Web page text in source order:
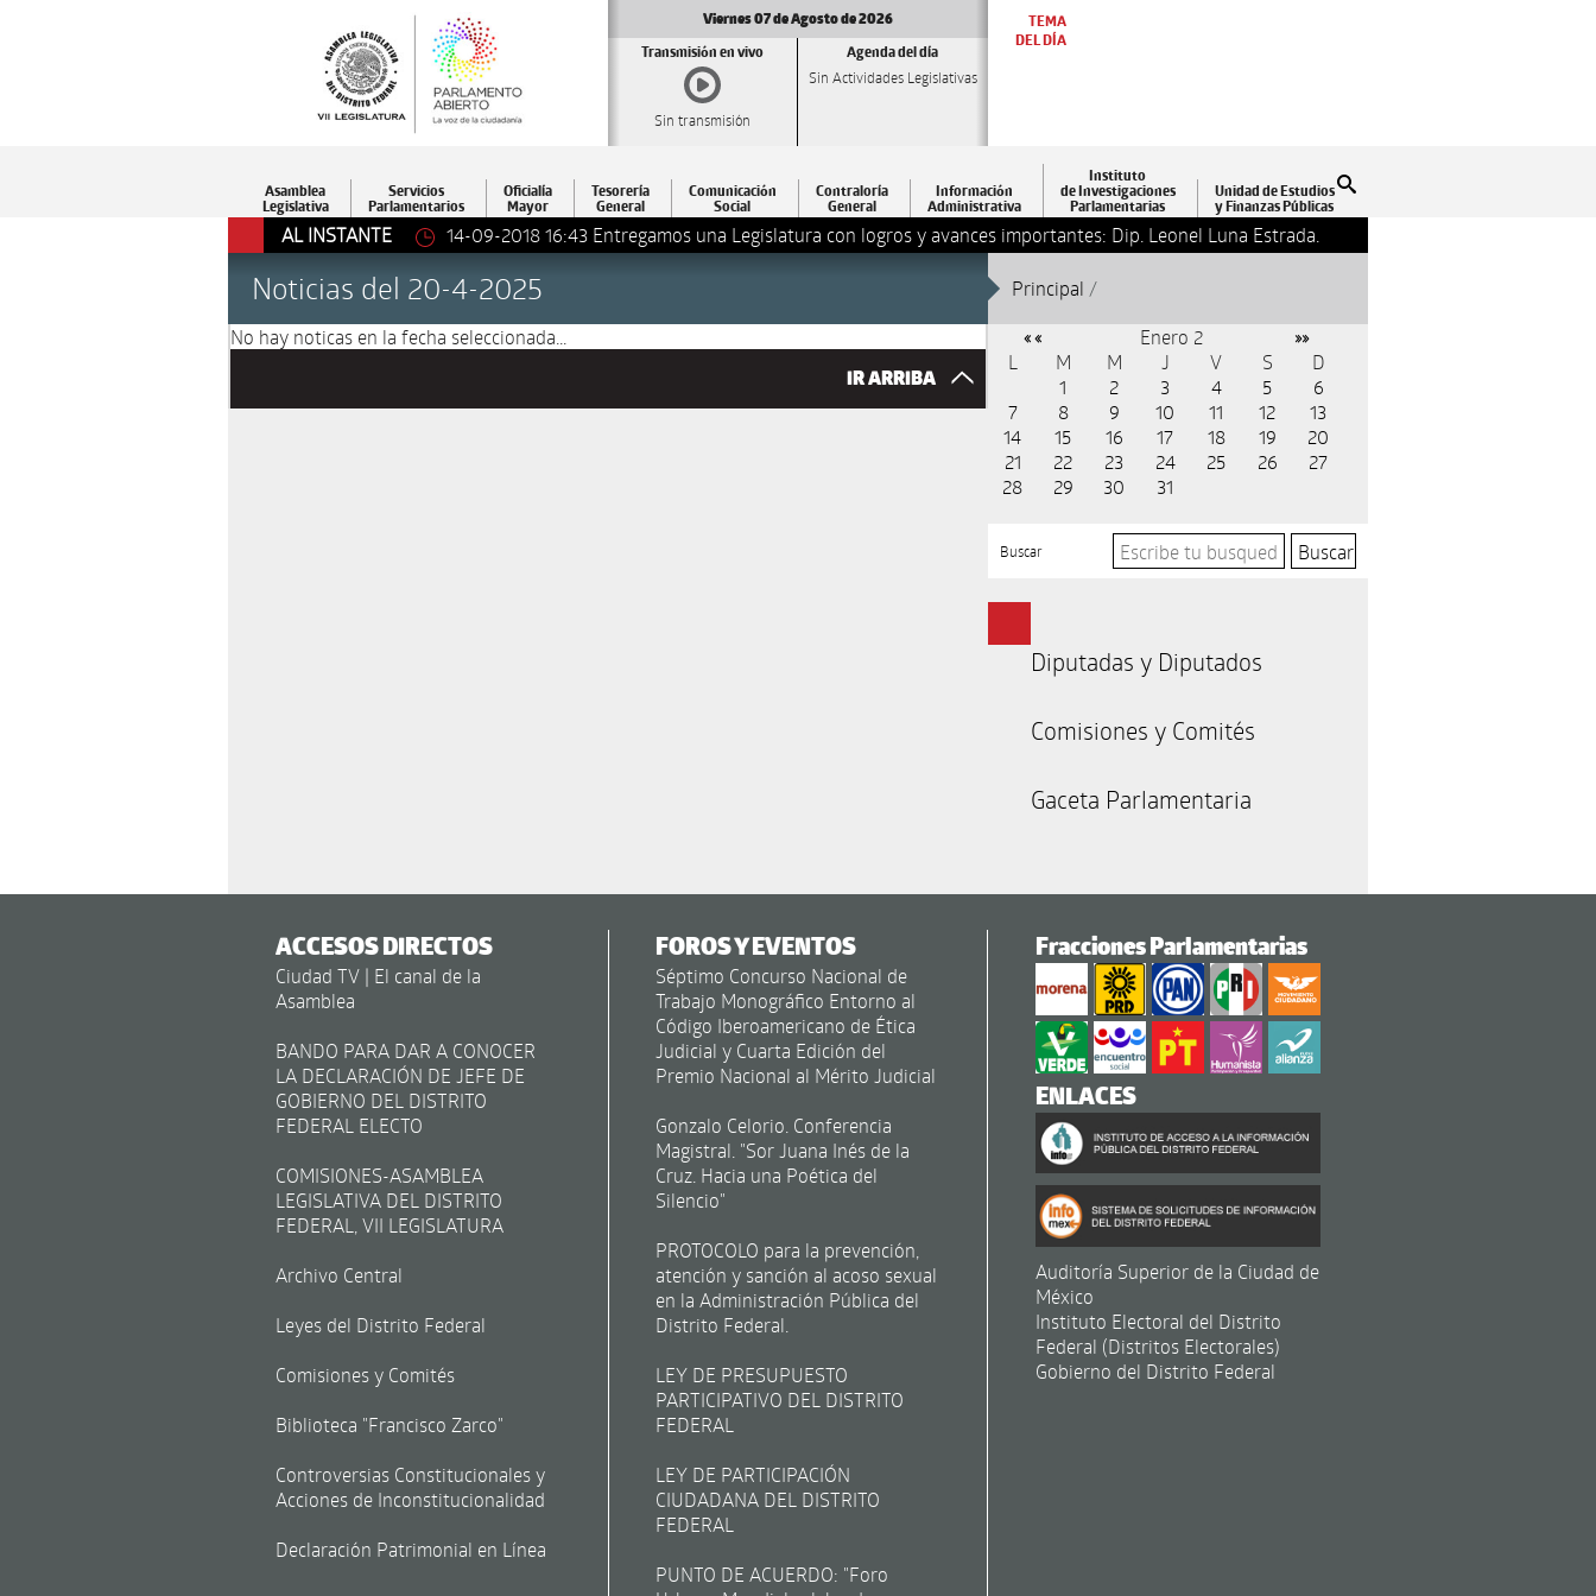
Viernes 07 de Agosto de 2026
Transmisión en vivo
Sin transmisión
Agenda del día
Sin Actividades Legislativas
TEMA
DEL DÍA
Asamblea
Legislativa
Servicios
Parlamentarios
Oficialía
Mayor
Tesorería
General
Comunicación
Social
Contraloría
General
Información
Administrativa
Instituto
de Investigaciones
Parlamentarias
Unidad de Estudios
y Finanzas Públicas
AL INSTANTE
14-09-2018 16:43Entregamos una Legislatura con logros y avances importantes: Dip. Leonel Luna Estrada. 13-09-2018 17:24Clausura la Asamblea
Noticias del 20-4-2025 Principal /
No hay noticas en la fecha seleccionada...
IR ARRIBA
« « Enero 2 »»
L M M J V S
D
1
2 3 4 5
6
7
8 9 10 11 12
13
14
15 16 17 18 19
20
21
22 23 24 25 26
27
28
29 30 31
Buscar
Diputadas y Diputados
Comisiones y Comités
Gaceta Parlamentaria
ACCESOS DIRECTOS
Ciudad TV | El canal de la
Asamblea
BANDO PARA DAR A CONOCER
LA DECLARACIÓN DE JEFE DE
GOBIERNO DEL DISTRITO
FEDERAL ELECTO
COMISIONES-ASAMBLEA
LEGISLATIVA DEL DISTRITO
FEDERAL, VII LEGISLATURA
Archivo Central
Leyes del Distrito Federal
Comisiones y Comités
Biblioteca "Francisco Zarco"
Controversias Constitucionales y
Acciones de Inconstitucionalidad
Declaración Patrimonial en Línea
FOROS Y EVENTOS
Séptimo Concurso Nacional de
Trabajo Monográfico Entorno al
Código Iberoamericano de Ética
Judicial y Cuarta Edición del
Premio Nacional al Mérito Judicial
Gonzalo Celorio. Conferencia
Magistral. "Sor Juana Inés de la
Cruz. Hacia una Poética del
Silencio"
PROTOCOLO para la prevención,
atención y sanción al acoso sexual
en la Administración Pública del
Distrito Federal.
LEY DE PRESUPUESTO
PARTICIPATIVO DEL DISTRITO
FEDERAL
LEY DE PARTICIPACIÓN
CIUDADANA DEL DISTRITO
FEDERAL
PUNTO DE ACUERDO: "Foro
Fracciones Parlamentarias
ENLACES
Auditoría Superior de la Ciudad de
México
Instituto Electoral del Distrito
Federal (Distritos Electorales)
Gobierno del Distrito Federal